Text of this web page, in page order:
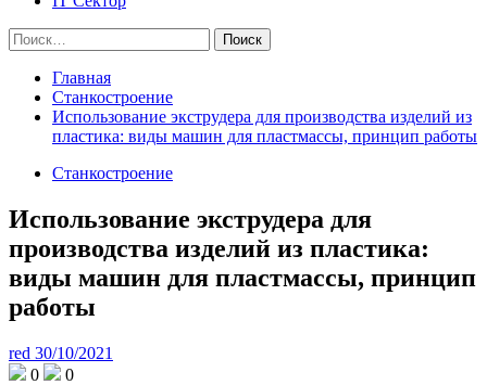
Найти:
Главная
Станкостроение
Использование экструдера для производства изделий из
пластика: виды машин для пластмассы, принцип работы
Станкостроение
Использование экструдера для
производства изделий из пластика:
виды машин для пластмассы, принцип
работы
red 30/10/2021
0
0